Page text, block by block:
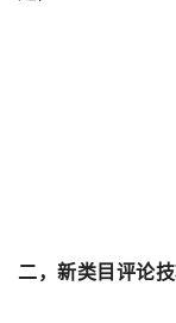
二，新类目评论